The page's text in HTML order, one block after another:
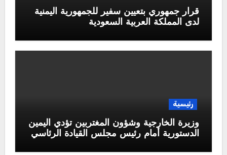
قرار جمهوري بتعيين سفير للجمهورية اليمنية
لدى المملكة العربية السعودية
رئيسية
وزيرة الخارجية وشؤون المغتربين تؤدي اليمين
الدستورية أمام رئيس مجلس القيادة الرئاسي